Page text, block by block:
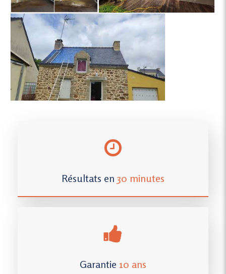
Résultats en 30 minutes
Garantie 10 ans